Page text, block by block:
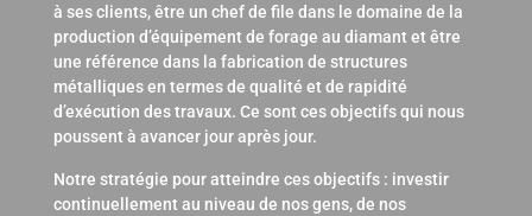
à ses clients, être un chef de file dans le domaine de la
production d’équipement de forage au diamant et être
une référence dans la fabrication de structures
métalliques en termes de qualité et de rapidité
d’exécution des travaux. Ce sont ces objectifs qui nous
poussent à avancer jour après jour.
Notre stratégie pour atteindre ces objectifs : investir
continuellement au niveau de nos gens, de nos